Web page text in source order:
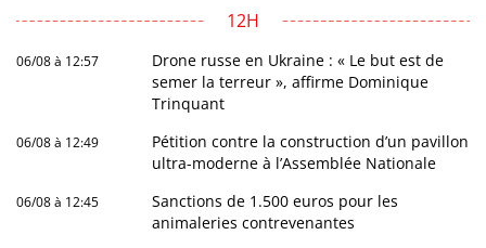
12H
06/08 à 12:57
Drone russe en Ukraine : « Le but est de
semer la terreur », affirme Dominique
Trinquant
06/08 à 12:49
Pétition contre la construction d’un pavillon
ultra-moderne à l’Assemblée Nationale
06/08 à 12:45
Sanctions de 1.500 euros pour les
animaleries contrevenantes